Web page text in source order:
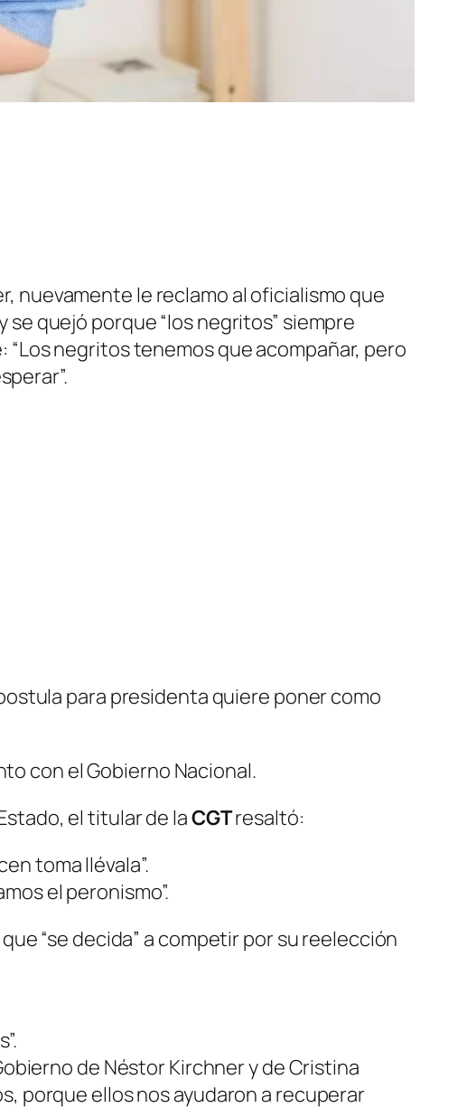
nuevamente le reclamo al oficialismo que
quejó porque “los negritos” siempre
“Los negritos tenemos que acompañar, pero
para presidenta quiere poner como
con el Gobierno Nacional.
el titular de laCGTresaltó:
toma llévala”.
el peronismo”.
“se decida” a competir por su reelección
de Néstor Kirchner y de Cristina
porque ellos nos ayudaron a recuperar